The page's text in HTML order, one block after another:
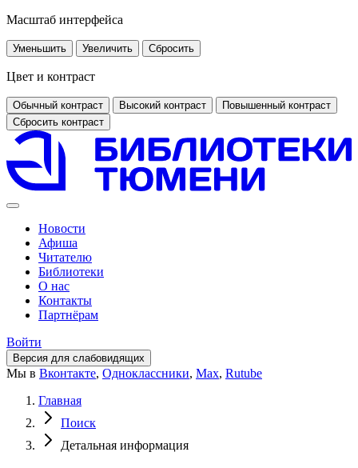
Масштаб интерфейса
Уменьшить Увеличить Сбросить
Цвет и контраст
Обычный контраст Высокий контраст
Повышенный контраст
Сбросить контраст
Новости
Афиша
Читателю
Библиотеки
О нас
Контакты
Партнёрам
Войти
Версия для слабовидящих
Мы в Вконтакте, Одноклассники, Max, Rutube
Главная
Поиск
Детальная информация